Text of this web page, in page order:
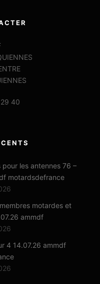
40
les antennes 76 –
motardsdefrance
motardes et
ammdf
4 14.07.26 ammdf